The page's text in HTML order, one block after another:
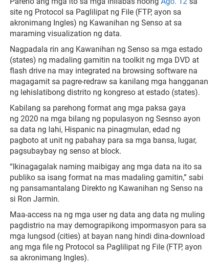
site ng Protocol sa Paglilipat ng File (FTP, ayon sa
akronimang Ingles) ng Kawanihan ng Senso at sa
maraming visualization ng data.
Nagpadala rin ang Kawanihan ng Senso sa mga estado
(states) ng madaling gamitin na toolkit ng mga DVD at
flash drive na may integrated na browsing software na
magagamit sa pagre-redraw sa kanilang mga hangganan
ng lehislatibong distrito ng kongreso at estado (states).
Kabilang sa parehong format ang mga paksa gaya
ng 2020 na mga bilang ng populasyon ng Sesnso ayon
sa data ng lahi, Hispanic na pinagmulan, edad ng
pagboto at unit ng pabahay para sa mga bansa, lugar,
pagsubaybay ng senso at block.
“Ikinagagalak naming maibigay ang mga data na ito sa
publiko sa isang format na mas madaling gamitin,” sabi
ng pansamantalang Direkto ng Kawanihan ng Senso na
si Ron Jarmin.
Maa-access na ng mga user ng data ang data ng muling
pagdistrio na may demograpikong impormasyon para sa
mga lungsod (cities) at bayan nang hindi dina-download
ang mga file ng Protocol sa Paglilipat ng File (FTP, ayon
sa akronimang Ingles).